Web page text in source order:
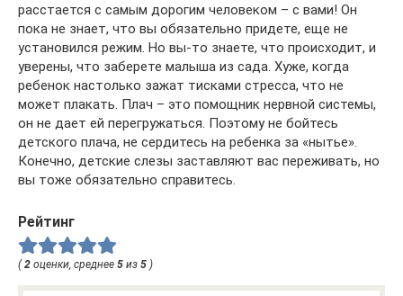
расстается с самым дорогим человеком – с вами! Он
пока не знает, что вы обязательно придете, еще не
установился режим. Но вы-то знаете, что происходит, и
уверены, что заберете малыша из сада. Хуже, когда
ребенок настолько зажат тисками стресса, что не
может плакать. Плач – это помощник нервной системы,
он не дает ей перегружаться. Поэтому не бойтесь
детского плача, не сердитесь на ребенка за «нытье».
Конечно, детские слезы заставляют вас переживать, но
вы тоже обязательно справитесь.
Рейтинг
(2 оценки, среднее 5 из 5 )